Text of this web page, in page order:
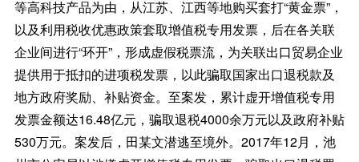
等高科技产品为由，从江苏、江西等地购买套打“黄金票”，
以及利用税收优惠政策套取增值税专用发票，后在各关联
企业间进行“环开”，形成虚假税票流，为关联出口贸易企业
提供用于抵扣的进项税发票，以此骗取国家出口退税款及
地方政府奖励、补贴资金。至案发，累计虚开增值税专用
发票金额达16.48亿元，骗取退税4000余万元以及政府补贴
530万元。案发后，田某文潜逃至境外。2017年12月，池